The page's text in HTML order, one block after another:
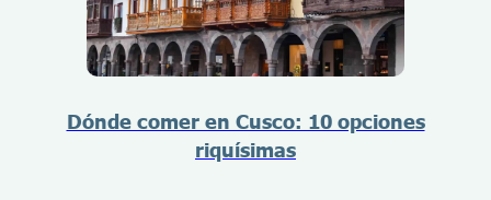
Dónde comer en Cusco: 10 opciones
riquísimas